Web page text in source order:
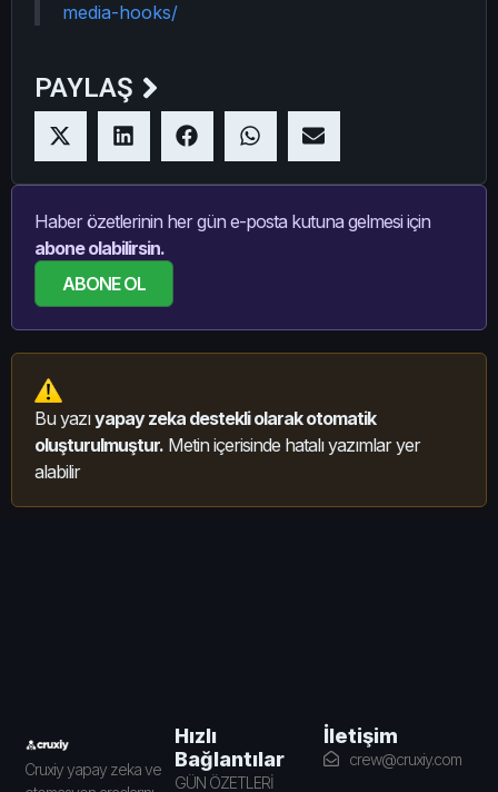
media-hooks/
PAYLAŞ
Haber özetlerinin her gün e-posta kutuna gelmesi için
abone olabilirsin.
ABONE OL
Bu yazıyapay zeka destekli olarak otomatik
oluşturulmuştur. Metin içerisinde hatalı yazımlar yer
alabilir
Cruxiy yapay zeka ve
Hızlı
Bağlantılar
GÜN ÖZETLERİ
İletişim
crew@cruxiy.com